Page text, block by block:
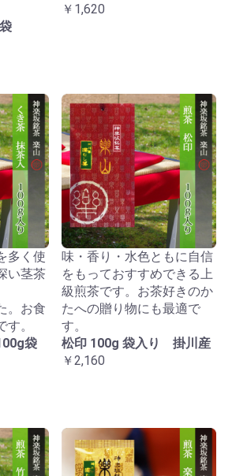
￥1,620
多く使
い茎茶
。お食
。
袋
味・香り・水色ともに自信
をもっておすすめできる上
級煎茶です。お茶好きのか
たへの贈り物にも最適で
す。
松印 100g 袋入り 掛川産
￥2,160